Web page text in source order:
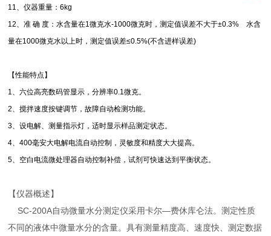
11、仪器重量：6kg
12、准 确 度：水含量在1微克水-1000微克时，测定值误差不大于±0.3% 水含
量在1000微克水以上时，测定值误差≤0.5%(不含进样误差)
【性能特点】
1、六位高亮数码管显示，分辨率0.1微克。
2、搅拌速度按键调节，故障自动检测功能。
3、设电解、测量指示灯，适时显示样品测定状态。
4、400毫安大电解电流自动控制，灵敏度和精度大大提高。
5、空白电流微处理器自动控制补偿，试剂可快速达到平衡状态。
【仪器概述】
SC-200A自动微量水分测定仪采用卡尔—费休库仑法。测定性质
不同的液体中微量水分的含量。具有测量精度高、速度快、测定数据